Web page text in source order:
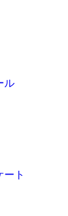
ル
ート